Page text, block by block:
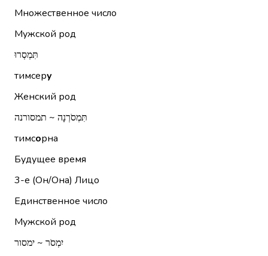
Множественное число
Мужской род
תִּמְסְרוּ
тимсеру
Женский род
תִּמְסֹרְנָה ~ תמסורנה
тимсорна
Будущее время
3-е (Он/Она) Лицо
Единственное число
Мужской род
יִמְסֹר ~ ימסור